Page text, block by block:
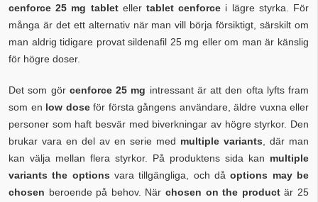
cenforce 25 mg tabletellertablet cenforce i lägre styrka. För
många är det ett alternativ när man vill börja försiktigt, särskilt om
man aldrig tidigare provat sildenafil 25 mg eller om man är känslig
för högre doser.
Det som gör cenforce 25 mg intressant är att den ofta lyfts fram
som en low doseför första gångens användare, äldre vuxna eller
personer som haft besvär med biverkningar av högre styrkor. Den
brukar vara en del av en serie med multiple variants , där man
kan välja mellan flera styrkor. På produktens sida kan multiple
variants the options vara tillgängliga, och dåoptions may be
chosen beroende på behov. När chosen on the productär 25